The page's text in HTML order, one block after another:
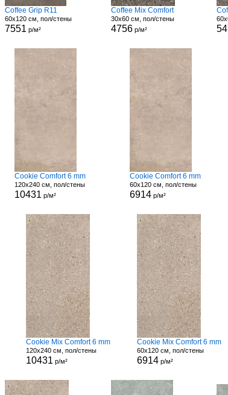
Coffee Grip R11
60x120 см, пол/стены
7551 р/м²
Coffee Mix Comfort
30x60 см, пол/стены
4756р/м²
Cookie Comfort 6 mm
120x240 см, пол/стены
10431 р/м²
Cookie Comfort 6 mm
60x120 см, пол/стены
6914 р/м²
Cookie Mix Comfort 6 mm
120x240 см, пол/стены
10431 р/м²
Cookie Mix Comfort 6 mm
60x120 см, пол/стены
6914р/м²